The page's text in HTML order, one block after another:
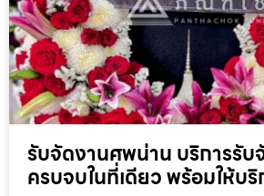
รับจัดงานศพน่าน บริการรั
ครบจบในที่เดียว พร้อมให้บริ